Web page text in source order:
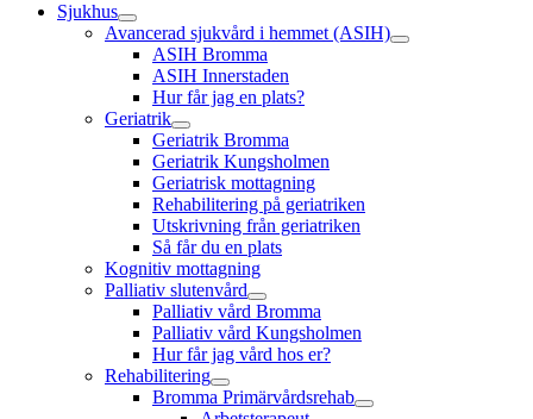
Sjukhus
Avancerad sjukvård i hemmet (ASIH)
ASIH Bromma
ASIH Innerstaden
Hur får jag en plats?
Geriatrik
Geriatrik Bromma
Geriatrik Kungsholmen
Geriatrisk mottagning
Rehabilitering på geriatriken
Utskrivning från geriatriken
Så får du en plats
Kognitiv mottagning
Palliativ slutenvård
Palliativ vård Bromma
Palliativ vård Kungsholmen
Hur får jag vård hos er?
Rehabilitering
Bromma Primärvårdsrehab